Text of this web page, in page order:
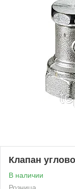
Клапан
В наличии
Розница